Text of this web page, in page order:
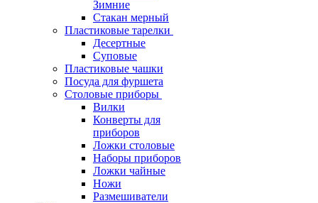
Зимние
Стакан мерный
Пластиковые тарелки
Десертные
Суповые
Пластиковые чашки
Посуда для фуршета
Столовые приборы
Вилки
Конверты для
приборов
Ложки столовые
Наборы приборов
Ложки чайные
Ножи
Размешиватели